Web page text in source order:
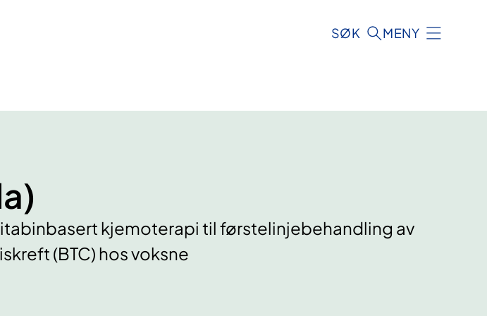
SØK MENY
kjemoterapi til førstelinjebehandling av
(BTC) hos voksne